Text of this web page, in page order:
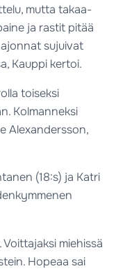
mutta takaa-
ja rastit pitää
sujuivat
Kauppi kertoi.
toiseksi
Kolmanneksi
Alexandersson,
(18:s) ja Katri
miehissä
Hopeaa sai